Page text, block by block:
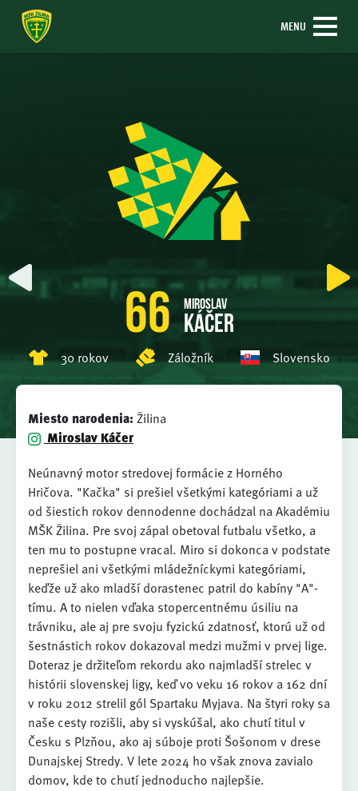
MENU
66 Miroslav
Káčer
30 rokov Záložník Slovensko
Miesto narodenia: Žilina
Miroslav Káčer
Neúnavný motor stredovej formácie z Horného
Hričova. "Kačka" si prešiel všetkými kategóriami a už
od šiestich rokov dennodenne dochádzal na Akadémiu
MŠK Žilina. Pre svoj zápal obetoval futbalu všetko, a
ten mu to postupne vracal. Miro si dokonca v podstate
neprešiel ani všetkými mládežníckymi kategóriami,
keďže už ako mladší dorastenec patril do kabíny "A"-
tímu. A to nielen vďaka stopercentnému úsiliu na
trávniku, ale aj pre svoju fyzickú zdatnosť, ktorú už od
šestnástich rokov dokazoval medzi mužmi v prvej lige.
Doteraz je držiteľom rekordu ako najmladší strelec v
histórii slovenskej ligy, keď vo veku 16 rokov a 162 dní
v roku 2012 strelil gól Spartaku Myjava. Na štyri roky sa
naše cesty rozišli, aby si vyskúšal, ako chutí titul v
Česku s Plzňou, ako aj súboje proti Šošonom v drese
Dunajskej Stredy. V lete 2024 ho však znova zavialo
domov, kde to chutí jednoducho najlepšie.